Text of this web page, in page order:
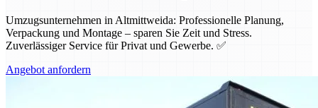
Umzugsunternehmen in Altmittweida: Professionelle Planung,
Verpackung und Montage – sparen Sie Zeit und Stress.
Zuverlässiger Service für Privat und Gewerbe. ✅
Angebot anfordern